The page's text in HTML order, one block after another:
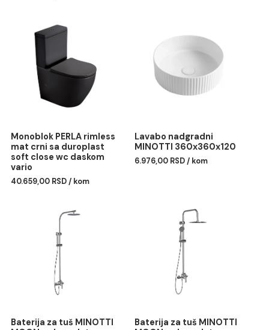
Povezani proizvodi
Monoblok PERLA rimless
mat crni sa duroplast
soft close wc daskom
40.659,00 RSD / kom
Lavabo nadgradni
MINOTTI 360x360x120
6.976,00 RSD / kom